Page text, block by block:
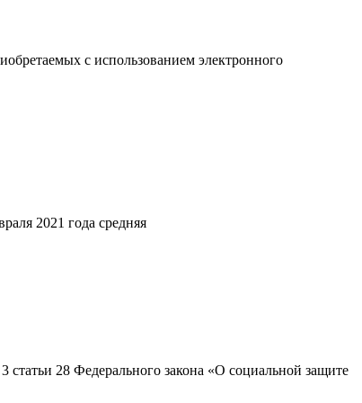
с использованием электронного
2021 года средняя
28 Федерального закона «О социальной защите